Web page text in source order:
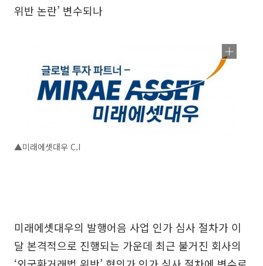
위반 논란’ 변수되나
▲미래에셋대우 C.I
미래에셋대우의 발행어음 사업 인가 심사 절차가 이
달 본격적으로 진행되는 가운데 최근 불거진 회사의